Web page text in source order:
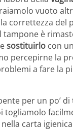
vuoto
correttezza del
è
sostituirlo con
percepirne la
a fare la
per un po’
togliamolo
carta